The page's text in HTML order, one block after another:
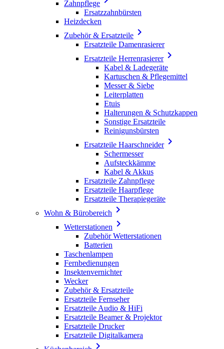
Zahnpflege
Ersatzzahnbürsten
Heizdecken
Zubehör & Ersatzteile 
Ersatzteile Damenrasierer
Ersatzteile Herrenrasierer
Kabel & Ladegeräte
Kartuschen & Pflegemittel
Messer & Siebe
Leiterplatten
Etuis
Halterungen & Schutzkappen
Sonstige Ersatzteile
Reinigunsbürsten
Ersatzteile Haarschneider
Schermesser
Aufsteckkämme
Kabel & Akkus
Ersatzteile Zahnpflege
Ersatzteile Haarpflege
Ersatzteile Therapiegeräte
Wohn & Bürobereich 
Wetterstationen 
Zubehör Wetterstationen
Batterien
Taschenlampen
Fernbedienungen
Insektenvernichter
Wecker
Zubehör & Ersatzteile
Ersatzteile Fernseher
Ersatzteile Audio & HiFi
Ersatzteile Beamer & Projektor
Ersatzteile Drucker
Ersatzteile Digitalkamera
